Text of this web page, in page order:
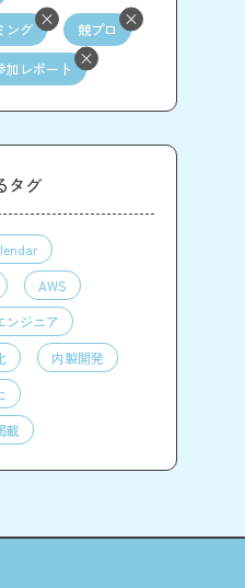
ング 競プロ
加レポート
タグ
AWS
ンジニア
内製開発
載